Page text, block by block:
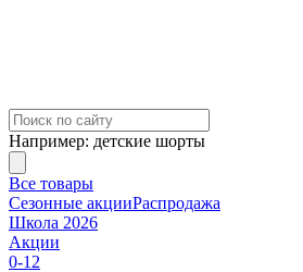
Например: детские шорты
Все товары
Сезонные акцииРаспродажа
Школа 2026
Акции
0-12